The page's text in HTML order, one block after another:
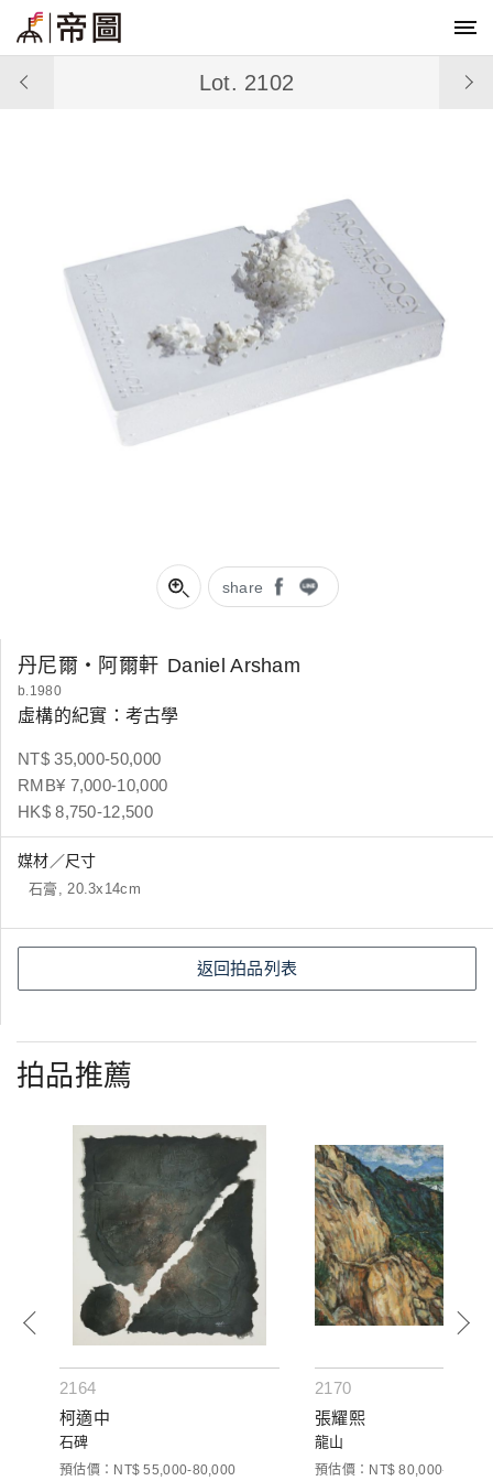
share
Lot. 2102
丹尼爾‧阿爾軒 Daniel Arsham
b.1980
虛構的紀實：考古學
NT$ 35,000-50,000
RMB¥ 7,000-10,000
HK$ 8,750-12,500
媒材／尺寸
石膏, 20.3x14cm
返回拍品列表
拍品推薦
2164
柯適中
石碑
預估價：NT$ 55,000-80,000
2170
張耀熙
龍山
預估價：NT$ 80,000-